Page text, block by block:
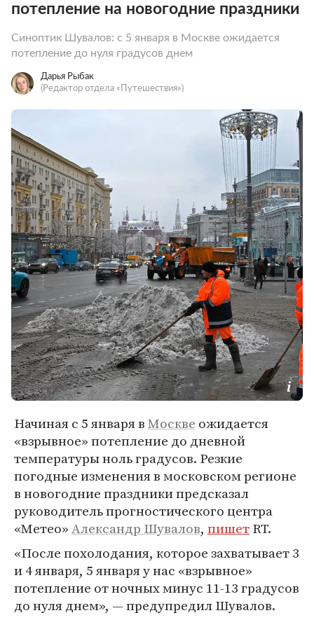
потепление на новогодние праздники
Синоптик Шувалов: с 5 января в Москве ожидается
потепление до нуля градусов днем
Дарья Рыбак
(Редактор отдела «Путешествия»)
Начиная с 5 января вМоскве ожидается
«взрывное» потепление до дневной
температуры ноль градусов. Резкие
погодные изменения в московском регионе
в новогодние праздники предсказал
руководитель прогностического центра
«Метео»Александр Шувалов, пишетRT.
«После похолодания, которое захватывает 3
и 4 января, 5 января у нас «взрывное»
потепление от ночных минус 11-13 градусов
до нуля днем», — предупредил Шувалов.